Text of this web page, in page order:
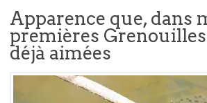
Apparence que, dans
premières
déjà aimées